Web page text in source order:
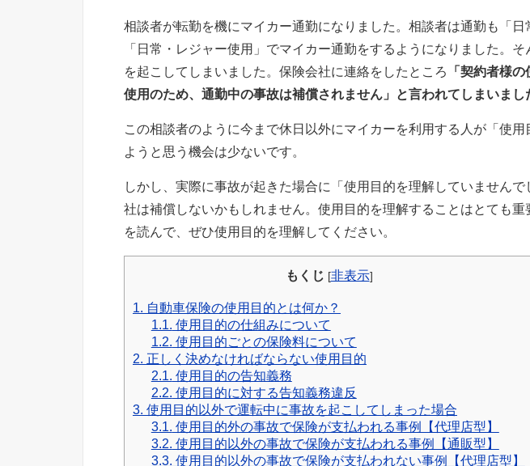
相談者が転勤を機にマイカー通勤になりました。相談者は通勤も「
「日常・レジャー使用」でマイカー通勤をするようになりました。
を起こしてしまいました。保険会社に連絡をしたところ
「契約者様
使用のため、通勤中の事故は補償されません」と言われてしまいまし
この相談者のように今まで休日以外にマイカーを利用する人が「使
ようと思う機会は少ないです。
しかし、実際に事故が起きた場合に「使用目的を理解していません
社は補償しないかもしれません。使用目的を理解することはとても
を読んで、ぜひ使用目的を理解してください。
もくじ [非表示]
1. 自動車保険の使用目的とは何か？
1.1. 使用目的の仕組みについて
1.2. 使用目的ごとの保険料について
2. 正しく決めなければならない使用目的
2.1. 使用目的の告知義務
2.2. 使用目的に対する告知義務違反
3. 使用目的以外で運転中に事故を起こしてしまった場合
3.1. 使用目的外の事故で保険が支払われる事例【代理店型】
3.2. 使用目的以外の事故で保険が支払われる事例【通販型】
3.3. 使用目的以外の事故で保険が支払われない事例【代理店型】